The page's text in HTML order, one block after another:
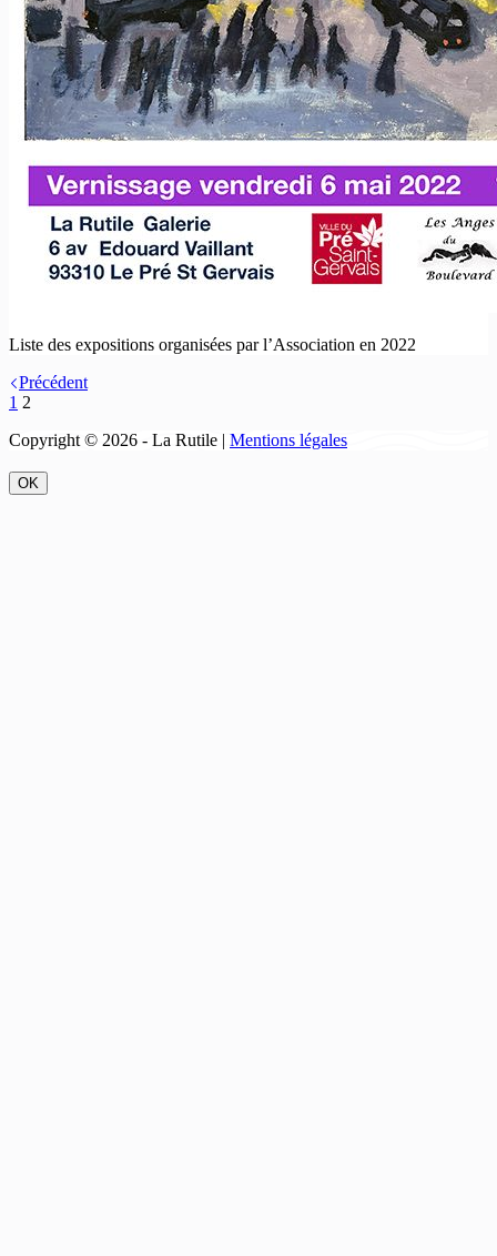
Liste des expositions organisées par l’Association en 2022
Précédent
1 2
Copyright © 2026 - La Rutile | Mentions légales
OK